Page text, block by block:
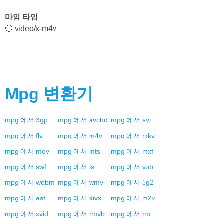
마임 타입
🔵 video/x-m4v
Mpg 변환기
mpg 에서 3gp mpg 에서 avchd mpg 에서 avi
mpg 에서 flv mpg 에서 m4v mpg 에서 mkv
mpg 에서 mov mpg 에서 mts mpg 에서 mxf
mpg 에서 swf mpg 에서 ts mpg 에서 vob
mpg 에서 webm mpg 에서 wmv mpg 에서 3g2
mpg 에서 asf mpg 에서 divx mpg 에서 m2v
mpg 에서 xvid mpg 에서 rmvb mpg 에서 rm